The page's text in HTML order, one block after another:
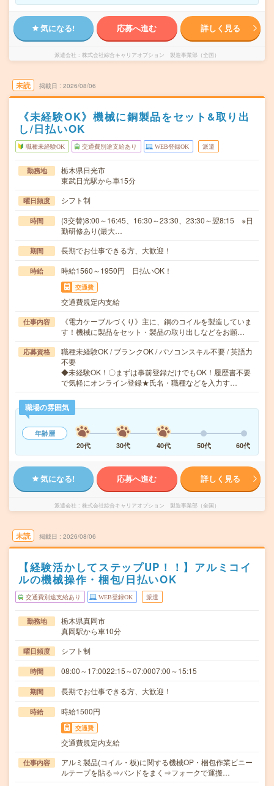
気になる! 応募へ進む 詳しく見る
派遣会社 株式会社綜合キャリアオプション 製造事業部（全国）
未読 掲載日 2026/08/06
《未経験OK》機械に銅製品をセット&取り出
し/日払いOK
職種未経験OK 交通費別途支給あり WEB登録OK 派遣
勤務地
栃木県日光市
東武日光駅から車15分
曜日頻度 シフト制
時間
(3交替)8:00～16:45、16:30～23:30、23:30～翌8:15 ※日
勤研修あり(最大…
期間 長期でお仕事できる方、大歓迎！
時給 時給1560～1950円 日払いOK！
交通費
交通費規定内支給
仕事内容
《電力ケーブルづくり》主に、銅のコイルを製造していま
す！機械に製品をセット・製品の取り出しなどをお願…
応募資格
職種未経験OK / ブランクOK / パソコンスキル不要 / 英語力
不要
◆未経験OK！〇まずは事前登録だけでもOK！履歴書不要
で気軽にオンライン登録★氏名・職種などを入力す…
職場の雰囲気
年齢層
20代
30代 40代 50代 60代
気になる! 応募へ進む 詳しく見る
派遣会社 株式会社綜合キャリアオプション 製造事業部（全国）
未読 掲載日 2026/08/06
【経験活かしてステップUP！！】アルミコイ
ルの機械操作・梱包/日払いOK
交通費別途支給あり WEB登録OK 派遣
勤務地
栃木県真岡市
真岡駅から車10分
曜日頻度 シフト制
時間 08:00～17:0022:15～07:0007:00～15:15
期間 長期でお仕事できる方、大歓迎！
時給 時給1500円
交通費
交通費規定内支給
仕事内容
アルミ製品(コイル・板)に関する機械OP・梱包作業ビニー
ルテープを貼る⇒バンドをまく⇒フォークで運搬…